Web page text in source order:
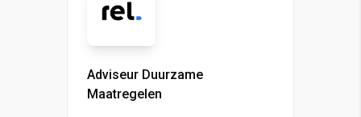
Adviseur Duurzame
Maatregelen